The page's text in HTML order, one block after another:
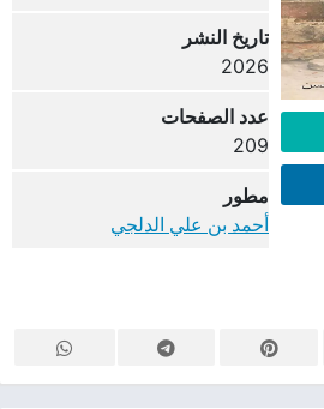
تاريخ النشر
2026
عدد الصفحات
209
مطور
أحمد بن علي الدلجي